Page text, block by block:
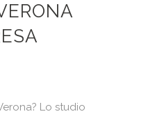
Lo studio